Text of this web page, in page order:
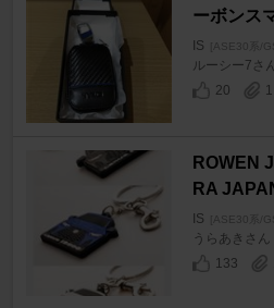
ーボンス
IS [ASE30系/
ルーシー7さん
20
1
ROWEN
RA
IS [ASE30系/
うらあきさん
133